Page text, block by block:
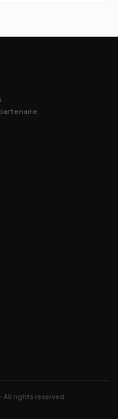
All rights reserved